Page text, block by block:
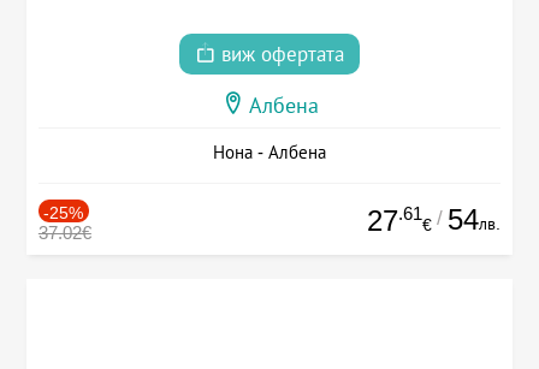
виж офертата
Албена
Нона - Албена
-25%
37.02€ 27.61
€ / 54лв.